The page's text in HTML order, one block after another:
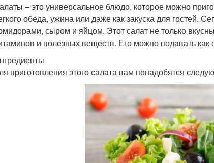
– это универсальное блюдо, которое можно
обеда, ужина или даже как закуска для гостей.
сыром и яйцом. Этот салат не только
и полезных веществ. Его можно подавать
приготовления этого салата вам понадобятся